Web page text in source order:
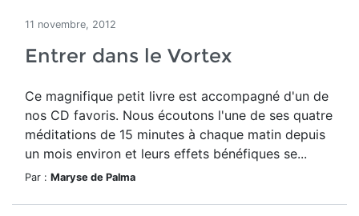
11 novembre, 2012
Entrer dans le Vortex
Ce magnifique petit livre est accompagné d'un de
nos CD favoris. Nous écoutons l'une de ses quatre
méditations de 15 minutes à chaque matin depuis
un mois environ et leurs effets bénéfiques se...
Par : Maryse de Palma